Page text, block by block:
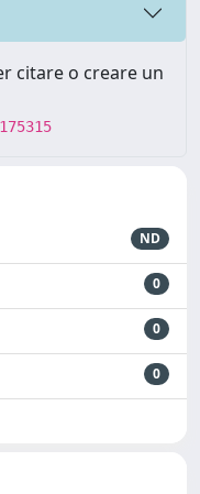
citare o creare un
ND
0
0
0